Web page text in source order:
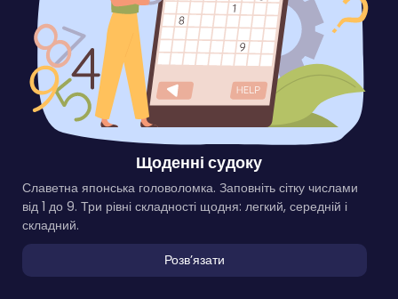
Щоденні судоку
Славетна японська головоломка. Заповніть сітку числами
від 1 до 9. Три рівні складності щодня: легкий, середній і
складний.
Розвʼязати